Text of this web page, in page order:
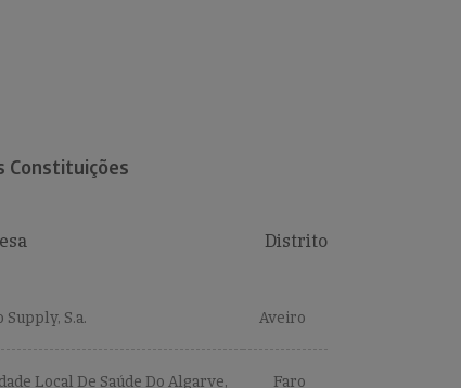
Constituições
Distrito
Supply, S.a. Aveiro
Local De Saúde Do Algarve, Faro